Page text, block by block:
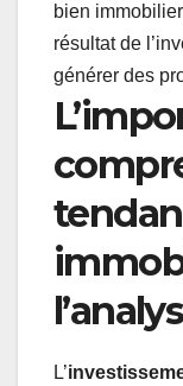
bien
résultat de
générer des
L’